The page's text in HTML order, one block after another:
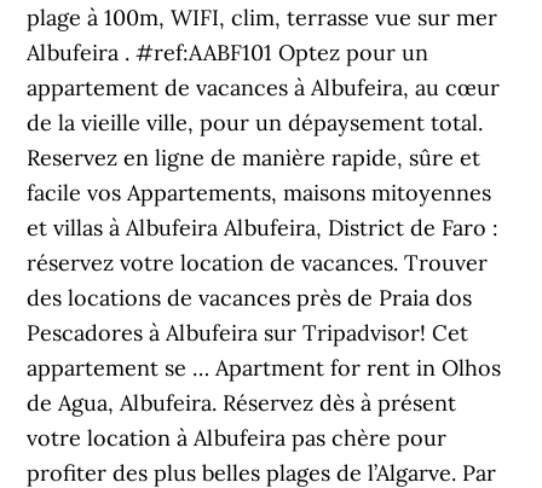
plage à 100m, WIFI, clim, terrasse vue sur mer
Albufeira . #ref:AABF101 Optez pour un
appartement de vacances à Albufeira, au cœur
de la vieille ville, pour un dépaysement total.
Reservez en ligne de manière rapide, sûre et
facile vos Appartements, maisons mitoyennes
et villas à Albufeira Albufeira, District de Faro :
réservez votre location de vacances. Trouver
des locations de vacances près de Praia dos
Pescadores à Albufeira sur Tripadvisor! Cet
appartement se … Apartment for rent in Olhos
de Agua, Albufeira. Réservez dès à présent
votre location à Albufeira pas chère pour
profiter des plus belles plages de l’Algarve. Par